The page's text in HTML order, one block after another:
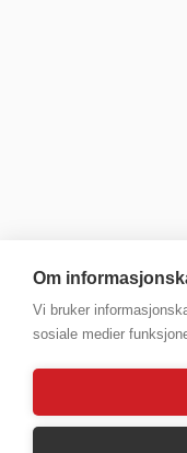
Om
Vi bruker
sosiale medier